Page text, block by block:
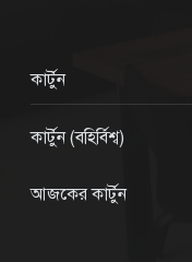
কার্টুন
কার্টুন (বহির্বিশ্ব)
আজকের কার্টুন